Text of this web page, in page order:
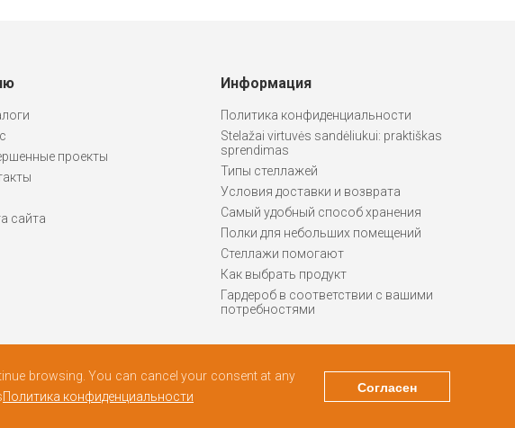
проекты
сайта
Информация
Политика конфиденциальности
Stelažai virtuvės sandėliukui: praktiškas
sprendimas
Типы стеллажей
Условия доставки и возврата
Самый удобный способ хранения
Полки для небольших помещений
Стеллажи помогают
Как выбрать продукт
Гардероб в соответствии с вашими
потребностями
Дизайн и программирование
browsing. You can cancel your consent at any
Политика конфиденциальности
Согласен